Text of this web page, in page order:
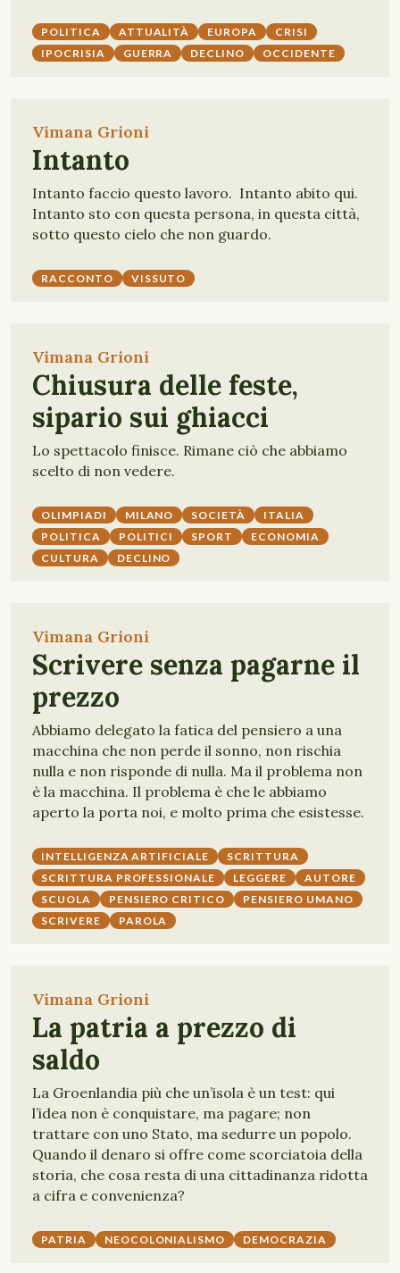
POLITICA ATTUALITÀ EUROPA
CRISI
IPOCRISIA
GUERRA DECLINO OCCIDENTE
Vimana Grioni
Intanto
Intanto faccio questo lavoro. Intanto abito qui.
Intanto sto con questa persona, in questa città,
sotto questo cielo che non guardo.
RACCONTO VISSUTO
Vimana Grioni
Chiusura delle feste,
sipario sui ghiacci
Lo spettacolo finisce. Rimane ciò che abbiamo
scelto di non vedere.
OLIMPIADI MILANO SOCIETÀ
ITALIA
POLITICA
POLITICI SPORT
ECONOMIA
CULTURA
DECLINO
Vimana Grioni
Scrivere senza pagarne il
prezzo
Abbiamo delegato la fatica del pensiero a una
macchina che non perde il sonno, non rischia
nulla e non risponde di nulla. Ma il problema non
è la macchina. Il problema è che le abbiamo
aperto la porta noi, e molto prima che esistesse.
INTELLIGENZA ARTIFICIALE
SCRITTURA
SCRITTURA PROFESSIONALE
LEGGERE
AUTORE
SCUOLA
PENSIERO CRITICO
PENSIERO UMANO
SCRIVERE
PAROLA
Vimana Grioni
La patria a prezzo di
saldo
La Groenlandia più che un’isola è un test: qui
l’idea non è conquistare, ma pagare; non
trattare con uno Stato, ma sedurre un popolo.
Quando il denaro si offre come scorciatoia della
storia, che cosa resta di una cittadinanza ridotta
a cifra e convenienza?
PATRIA NEOCOLONIALISMO DEMOCRAZIA